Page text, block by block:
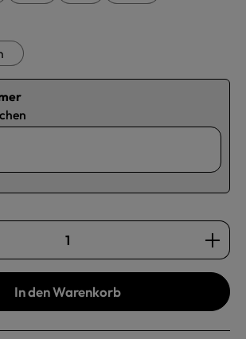
Gib den gewünschten Wert ein
In den Warenkorb